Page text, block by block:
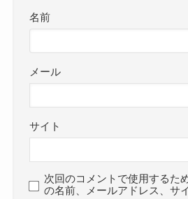
名前
メール
サイト
次回のコメントで使用するた
の名前、メールアドレス、サ